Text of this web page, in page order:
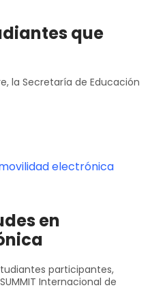
que
la Secretaría de Educación
en
participantes,
Internacional de